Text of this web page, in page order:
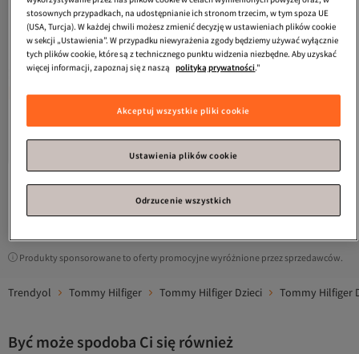
#5 w najczęściej wyświetlanych
Khaki Casual
Darmowa wysyłka
Tommy Hilfiger
Darmowa wysyłka
567,17zł
Produkty sponsorowane to oferty promocyjne wyróżnione przez sprzedawców.
Trendyol Tommy Hilfiger Tommy Hilfiger Dzieci Tommy Hilfiger
Być może spodoba Ci się również
stosownych przypadkach, na udostępnianie ich stronom trzecim, w tym spoza UE
(USA, Turcja). W każdej chwili możesz zmienić decyzję w ustawieniach plików cookie
w sekcji „Ustawienia”. W przypadku niewyrażenia zgody będziemy używać wyłącznie
tych plików cookie, które są z technicznego punktu widzenia niezbędne. Aby uzyskać
więcej informacji, zapoznaj się z naszą polityką prywatności."
Akceptuj wszystkie pliki cookie
Ustawienia plików cookie
Odrzucenie wszystkich